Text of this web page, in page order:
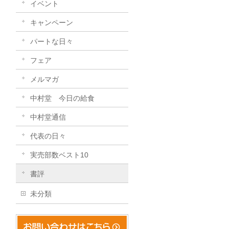
イベント
キャンペーン
パートな日々
フェア
メルマガ
中村堂 今日の給食
中村堂通信
代表の日々
実売部数ベスト10
書評
未分類